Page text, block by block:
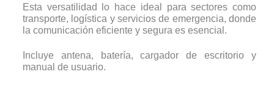
Esta versatilidad lo hace ideal para sectores como
transporte, logística y servicios de emergencia, donde
la comunicación eficiente y segura es esencial.
Incluye antena, batería, cargador de escritorio y
manual de usuario.